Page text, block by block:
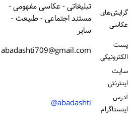
گرایش‌های
عکاسی
تبلیغاتی - عکاسی مفهومی -
مستند اجتماعی - طبیعت -
سایر
پست
الكترونیكی
abadashti709@gmail.com
سایت
اینترنتی
آدرس
اینستاگرام
abadashti@